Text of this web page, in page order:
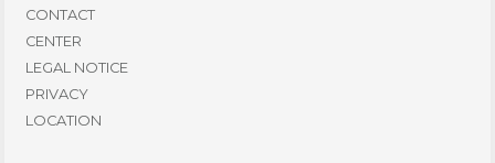
CONTACT
CENTER
LEGAL NOTICE
PRIVACY
LOCATION